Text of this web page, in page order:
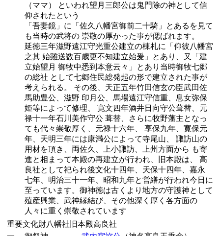
（ママ） といわれ望月三郎公は鬼門除の神として信
仰されたという
「吾妻鏡」に「佐久八幡宮御前二十騎」とあるを見て
も当時の武将の 崇敬の厚かった事が偲ばれます。
延徳三年滋野遠江守光重公建立の棟札に「仰彼八幡宮
之其 始雖送数百歳更不知建立始爰」とあり、又「建
立始望月 御牧中悉到本意云々」とあり当時御牧七郷
の総社 として七郷住民総発起の形で建立された事が
考えられる。 その後、天正五年竹田信玄の臣武田佐
馬助豊公、滋野 印月公、馬場遠江守信重、息女弥保
姫等によって修理、 寛文四年酒井日向守公葺替、元
禄十一年石川美作守公 葺替、さらに牧野藩主となっ
ても代々崇敬厚く、元禄十六年、 享保九年、寛保元
年、天明三年には康満公によって寺尾山、 諏訪山の
用材を頂き、両佐久、上小諏訪、上州方面から も寄
進と相まって本殿の再建立が行われ、旧本殿は、 高
良社として祀られ後文化十四年、天保十四年、嘉永
七年、明治三十一年、昭和九年と営繕が行われ今日に
至っています。御神徳は古くより地方の守護神として
殖産興業、武神縁結び、その他深く厚く各方面の
人々に重く崇敬されています
重要文化財八幡社旧本殿高良社